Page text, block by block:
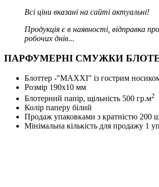
Всі ціни вказані на сайті актуальні!
Продукція є в наявності, відправка
робочих днів...
ПАРФУМЕРНІ СМУЖКИ
Блоттер -"MAXXI" із гострим
Розмір 190х10 мм
Блотерний папір, щільність 500 гр.м2
Колір паперу білий
Продаж упаковками з кратністю 200
Мінімальна кількість для продажу 1